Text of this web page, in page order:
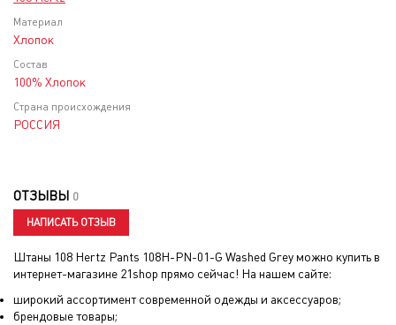
Материал
Хлопок
Состав
100% Хлопок
Страна происхождения
РОССИЯ
ОТЗЫВЫ 0
НАПИСАТЬ ОТЗЫВ
Штаны 108 Hertz Pants 108H-PN-01-G Washed Greyможно купить в
интернет-магазине 21shop прямо сейчас! На нашем сайте:
широкий ассортимент современной одежды и аксессуаров;
брендовые товары;